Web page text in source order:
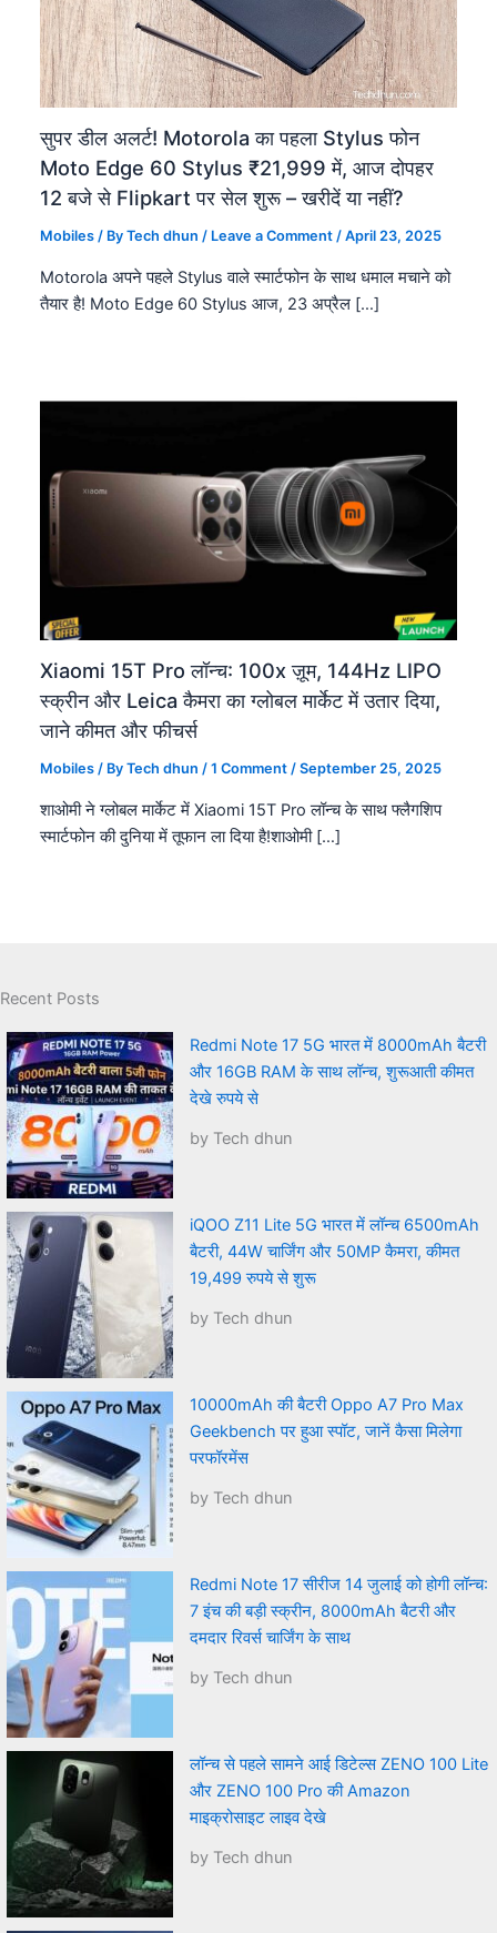
सुपर डील अलर्ट! Motorola का पहला Stylus फोन
Moto Edge 60 Stylus ₹21,999 में, आज दोपहर
12 बजे से Flipkart पर सेल शुरू – खरीदें या नहीं?
Mobiles / ByTech dhun/ Leave a Comment /April 23, 2025
Motorola अपने पहले Stylus वाले स्मार्टफोन के साथ धमाल मचाने को
तैयार है! Moto Edge 60 Stylus आज, 23 अप्रैल […]
Xiaomi 15T Pro लॉन्च: 100x ज़ूम, 144Hz LIPO
स्क्रीन और Leica कैमरा का ग्लोबल मार्केट में उतार दिया,
जाने कीमत और फीचर्स
Mobiles / ByTech dhun/1 Comment /September 25, 2025
शाओमी ने ग्लोबल मार्केट में Xiaomi 15T Pro लॉन्च के साथ फ्लैगशिप
स्मार्टफोन की दुनिया में तूफान ला दिया है!शाओमी […]
Recent Posts
Redmi Note 17 5G भारत में 8000mAh बैटरी
और 16GB RAM के साथ लॉन्च, शुरूआती कीमत
देखे रुपये से
by Tech dhun
iQOO Z11 Lite 5G भारत में लॉन्च 6500mAh
बैटरी, 44W चार्जिंग और 50MP कैमरा, कीमत
19,499 रुपये से शुरू
by Tech dhun
10000mAh की बैटरी Oppo A7 Pro Max
Geekbench पर हुआ स्पॉट, जानें कैसा मिलेगा
परफॉरमेंस
by Tech dhun
Redmi Note 17 सीरीज 14 जुलाई को होगी लॉन्च:
7 इंच की बड़ी स्क्रीन, 8000mAh बैटरी और
दमदार रिवर्स चार्जिंग के साथ
by Tech dhun
लॉन्च से पहले सामने आई डिटेल्स ZENO 100 Lite
और ZENO 100 Pro की Amazon
माइक्रोसाइट लाइव देखे
by Tech dhun